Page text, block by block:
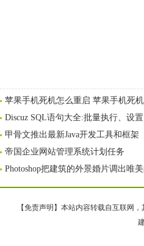
苹果手机死机怎么重启 苹果手机死
Discuz SQL语句大全:批量执行、设
甲骨文推出最新Java开发工具和框架
帝国企业网站管理系统计划任务
Photoshop把建筑的外景婚片调出唯
【免责声明】本站内容转载自互联网